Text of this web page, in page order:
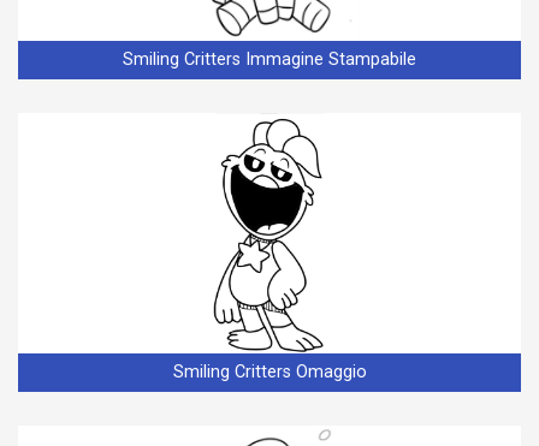
Smiling Critters Immagine Stampabile
Smiling Critters Omaggio